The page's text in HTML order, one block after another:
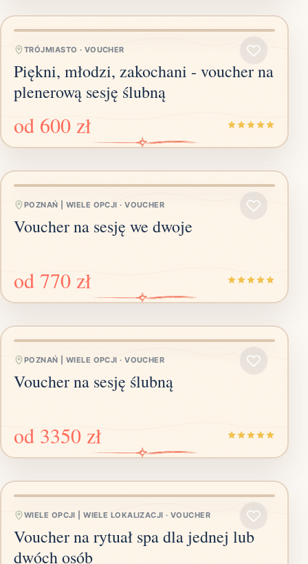
TRÓJMIASTO · VOUCHER
Piękni, młodzi, zakochani - voucher na
plenerową sesję ślubną
od 600 zł
POZNAŃ | WIELE OPCJI ·VOUCHER
Voucher na sesję we dwoje
od 770 zł
POZNAŃ | WIELE OPCJI ·VOUCHER
Voucher na sesję ślubną
od 3350 zł
WIELE OPCJI | WIELE LOKALIZACJI · VOUCHER
Voucher na rytuał spa dla jednej lub
dwóch osób